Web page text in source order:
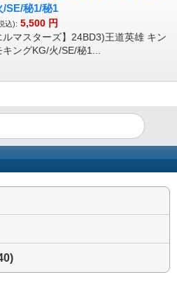
/SE/秘1/秘1
込): 5,500 円
ルマスターズ】24BD3)王道英雄 キン
キングKG/火/SE/秘1...